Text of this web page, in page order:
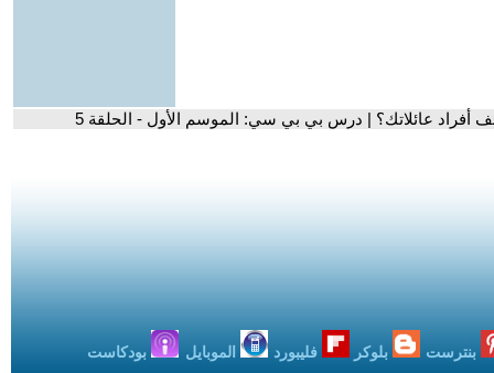
أفراد عائلاتك؟ | درس بي بي سي: الموسم الأول - الحلقة 5
بنترست بلوكر فليبورد الموبايل بودكاست